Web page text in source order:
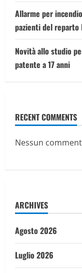
Allarme per
pazienti del reparto
Novità allo studio
patente a 17 anni
RECENT COMMENTS
Nessun
ARCHIVES
Agosto 2026
Luglio 2026